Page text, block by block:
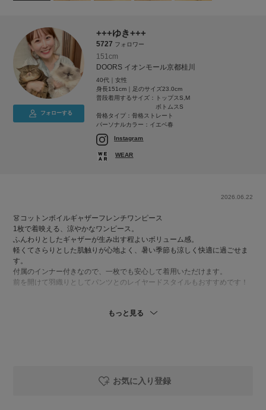
フォローする
+++ゆき+++
5727 フォロワー
151cm
DOORS イオンモール京都桂川
40代｜女性
身長151cm｜足のサイズ23.0cm
普段着用するサイズ：
トップスS,M
ボトムスS
骨格タイプ：骨格ストレート
パーソナルカラー：イエベ春
Instagram
WEAR
2026.06.22
👗コットンボイルギャザーフレンチワンピース
1枚で着映える、涼やかなワンピース。
ふんわりとしたギャザーが生み出す程よいボリューム感。
軽くてさらりとした肌触りが心地よく、暑い季節も涼しく快適に過ごせま
す。
付属のインナー付きなので、一枚でも安心して着用いただけます。
前を開けて羽織りとしてパンツとのレイヤードスタイルもおすすめです！
一気に華やかになる、主役パンツ。
私はウエストひとつ折って履くとちょうどいいぐらいになります。（151c
もっと見る
お気に入り登録